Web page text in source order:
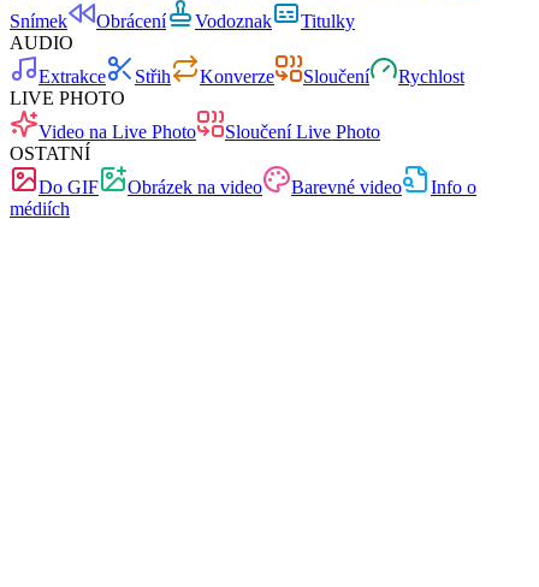
Snímek
Obrácení Vodoznak
Titulky
AUDIO
Extrakce
Střih Konverze Sloučení
Rychlost
LIVE PHOTO
Video na Live Photo
Sloučení Live Photo
OSTATNÍ
Do GIF
Obrázek na video Barevné video
Info o
médiích